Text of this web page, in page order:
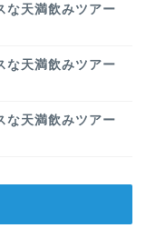
な天満飲みツアー
な天満飲みツアー
な天満飲みツアー